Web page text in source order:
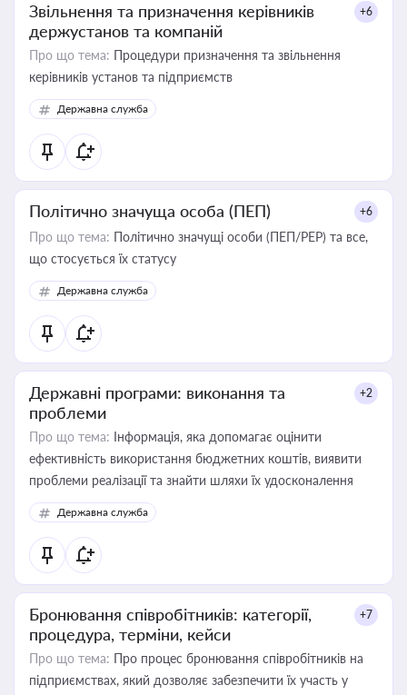
Звільнення та призначення керівників
держустанов та компаній
+6
Про що тема: Процедури призначення та звільнення
керівників установ та підприємств
Державна служба
Політично значуща особа (ПЕП) +6
Про що тема: Політично значущі особи (ПЕП/PEP) та все,
що стосується їх статусу
Державна служба
Державні програми: виконання та
проблеми
+2
Про що тема: Інформація, яка допомагає оцінити
ефективність використання бюджетних коштів, виявити
проблеми реалізації та знайти шляхи їх удосконалення
Державна служба
Бронювання співробітників: категорії,
процедура, терміни, кейси
+7
Про що тема: Про процес бронювання співробітників на
підприємствах, який дозволяє забезпечити їх участь у